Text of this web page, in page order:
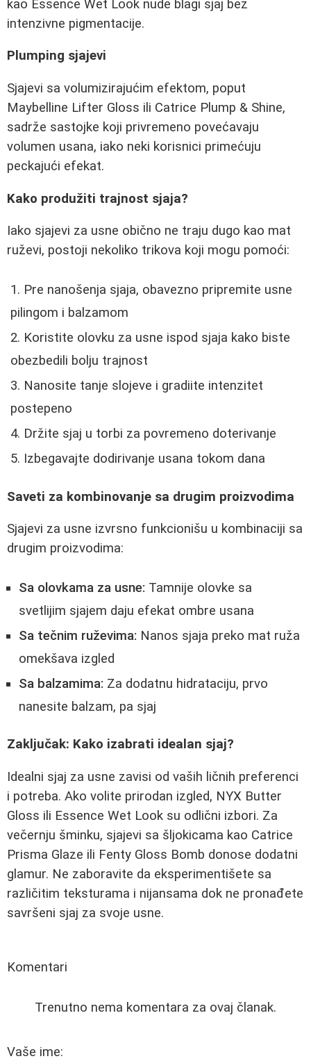
kao Essence Wet Look nude blagi sjaj bez
intenzivne pigmentacije.
Plumping sjajevi
Sjajevi sa volumizirajućim efektom, poput
Maybelline Lifter Gloss ili Catrice Plump & Shine,
sadrže sastojke koji privremeno povećavaju
volumen usana, iako neki korisnici primećuju
peckajući efekat.
Kako produžiti trajnost sjaja?
Iako sjajevi za usne obično ne traju dugo kao mat
ruževi, postoji nekoliko trikova koji mogu pomoći:
Pre nanošenja sjaja, obavezno pripremite usne
pilingom i balzamom
Koristite olovku za usne ispod sjaja kako biste
obezbedili bolju trajnost
Nanosite tanje slojeve i gradiite intenzitet
postepeno
Držite sjaj u torbi za povremeno doterivanje
Izbegavajte dodirivanje usana tokom dana
Saveti za kombinovanje sa drugim proizvodima
Sjajevi za usne izvrsno funkcionišu u kombinaciji sa
drugim proizvodima:
Sa olovkama za usne: Tamnije olovke sa
svetlijim sjajem daju efekat ombre usana
Sa tečnim ruževima: Nanos sjaja preko mat ruža
omekšava izgled
Sa balzamima: Za dodatnu hidrataciju, prvo
nanesite balzam, pa sjaj
Zaključak: Kako izabrati idealan sjaj?
Idealni sjaj za usne zavisi od vaših ličnih preferenci
i potreba. Ako volite prirodan izgled, NYX Butter
Gloss ili Essence Wet Look su odlični izbori. Za
večernju šminku, sjajevi sa šljokicama kao Catrice
Prisma Glaze ili Fenty Gloss Bomb donose dodatni
glamur. Ne zaboravite da eksperimentišete sa
različitim teksturama i nijansama dok ne pronađete
savršeni sjaj za svoje usne.
Komentari
Trenutno nema komentara za ovaj članak.
Vaše ime: